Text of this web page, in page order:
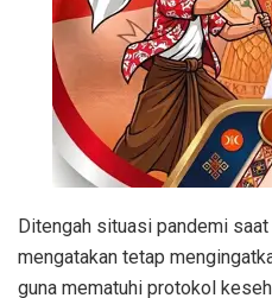
Ditengah situasi pandemi
mengatakan tetap
guna mematuhi protokol